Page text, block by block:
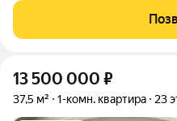
квартиры: Общая площадь
кухне и 2х спальнях).
13 500 000 ₽
37,5 м² 1-комн. квартира 23